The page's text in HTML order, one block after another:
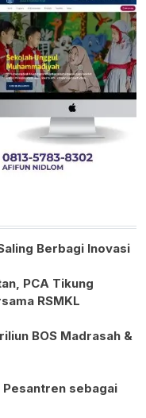
Berbagi Inovasi
PCA Tikung
RSMKL
BOS Madrasah &
Pesantren sebagai